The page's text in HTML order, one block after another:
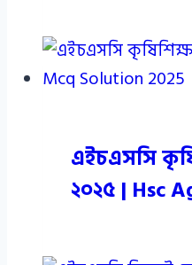
এইচএসসি
২০২৫ | Hsc